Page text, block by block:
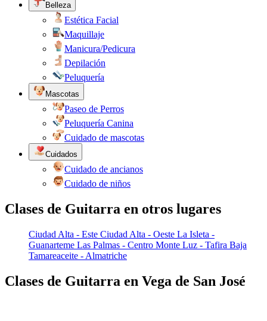
Belleza
Estética Facial
Maquillaje
Manicura/Pedicura
Depilación
Peluquería
Mascotas
Paseo de Perros
Peluquería Canina
Cuidado de mascotas
Cuidados
Cuidado de ancianos
Cuidado de niños
Clases de Guitarra en otros lugares
Ciudad Alta - Este Ciudad Alta - Oeste La Isleta -
Guanarteme Las Palmas - Centro Monte Luz - Tafira Baja
Tamareaceite - Almatriche
Clases de Guitarra en Vega de San José